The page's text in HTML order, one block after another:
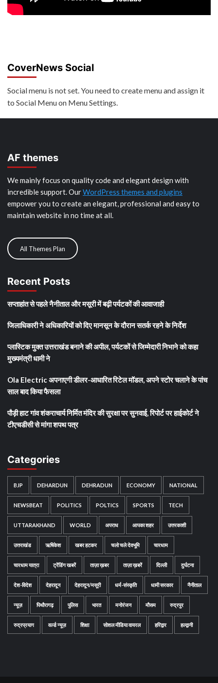
CoverNews Social
Social menu is not set. You need to create menu and assign it
to Social Menu on Menu Settings.
AF themes
We mainly focus on quality code and elegant design with
incredible support. OurWordPress themes and plugins
empower you to create an elegant, professional and easy to
maintain website in no time at all.
All Themes Plan
Recent Posts
सप्ताहांत से पहले नैनीताल और मसूरी में बढ़ी पर्यटकों की आवाजाही
जिलाधिकारी ने अधिकारियों को दिए मानसून के दौरान सतर्क रहने के निर्देश
प्लास्टिक मुक्त उत्तराखंड बनाने की अपील, पर्यटकों से जिम्मेदारी निभाने को कहा
मुख्यमंत्री धामी ने
Ola Electric अपनाएगी डीलर-आधारित रिटेल मॉडल, अपने स्टोर चलाने के पांच
साल बाद किया फैसला
पौड़ी हाट गांव शंकराचार्य निर्मित मंदिर की सुरक्षा पर सुनवाई, रिपोर्ट पर हाईकोर्ट ने
टीएचडीसी से मांगा शपथ पत्र
Categories
BJP DEHARDUN DEHRADUN ECONOMY NATIONAL
NEWSBEAT POLITICS POLTICS SPORTS TECH
UTTARAKHAND WORLD अपराध आपका शहर उत्तरकाशी
उत्तराखंड ऋषिकेश खबर हटकर चलो चले देवभूमि चारधाम
चारधाम यात्रा ट्रेंडिंग खबरें ताज़ा ख़बर ताज़ा ख़बरें दिल्ली दुर्घटना
देश-विदेश देहरादून देहरादून/मसूरी धर्म-संस्कृति धामी सरकार नैनीताल
न्यूज़ पिथौरागढ़ पुलिस भारत मनोरंजन मौसम रुद्रपुर
रुद्रप्रयाग वर्ल्ड न्यूज़ शिक्षा सोशल मीडिया वायरल हरिद्वार हल्द्वानी